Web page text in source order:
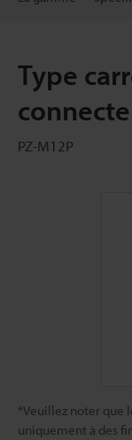
Type
PZ-M12P
*Veuillez noter que
uniquement à des